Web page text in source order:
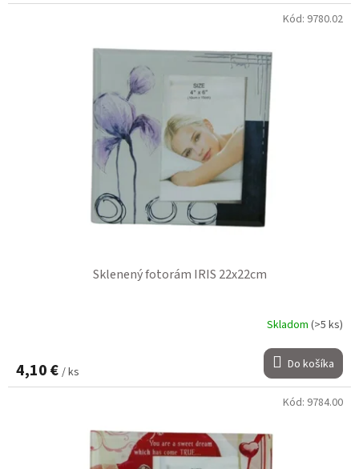
Sklenený fotorám IRIS 22x22cm
Skladom (>5 ks)
4,10 € / ks Do košíka
Kód: 9780.02
Kód: 9784.00